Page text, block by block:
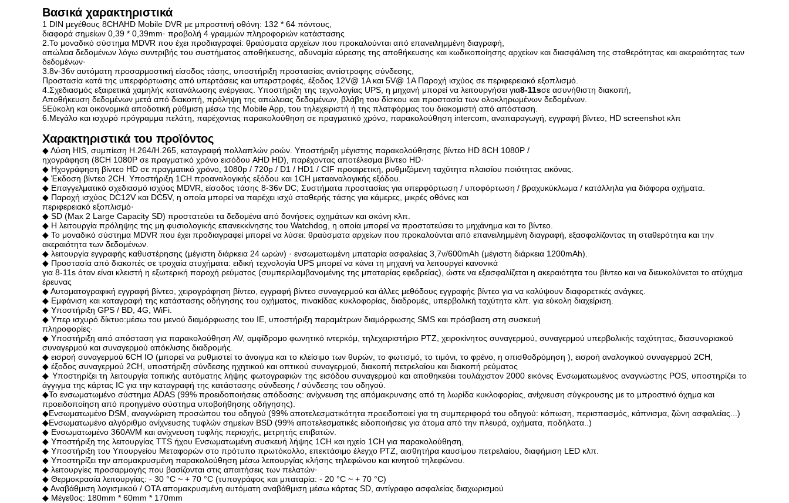
Βασικά χαρακτηριστικά
1 DIN μεγέθους 8CHAHD Mobile DVR με μπροστινή οθόνη: 132 * 64 πόντους,
διαφορά σημείων 0,39 * 0,39mm· προβολή 4 γραμμών πληροφοριών κατάστασης
2.Το μοναδικό σύστημα MDVR που έχει προδιαγραφεί: θραύσματα αρχείων που προκαλούνται από επανειλημμένη διαγραφή,
απώλεια δεδομένων λόγω συντριβής του συστήματος αποθήκευσης, αδυναμία εύρεσης της αποθήκευσης και κωδικοποίησης αρχείων και διασφάλιση της σταθερότητας και ακεραιότητας των
δεδομένων·
3.8v-36v αυτόματη προσαρμοστική είσοδος τάσης, υποστήριξη προστασίας αντίστροφης σύνδεσης,
Προστασία κατά της υπερφόρτωσης από υπερτάσεις και υπερστροφές, έξοδος 12V@ 1A και 5V@ 1A Παροχή ισχύος σε περιφερειακό εξοπλισμό.
4.Σχεδιασμός εξαιρετικά χαμηλής κατανάλωσης ενέργειας. Υποστήριξη της τεχνολογίας UPS, η μηχανή μπορεί να λειτουργήσει για8-11sσε ασυνήθιστη διακοπή,
Αποθήκευση δεδομένων μετά από διακοπή, πρόληψη της απώλειας δεδομένων, βλάβη του δίσκου και προστασία των ολοκληρωμένων δεδομένων.
5Εύκολη και οικονομικά αποδοτική ρύθμιση μέσω της Mobile App, του τηλεχειριστή ή της πλατφόρμας του διακομιστή από απόσταση.
6.Μεγάλο και ισχυρό πρόγραμμα πελάτη, παρέχοντας παρακολούθηση σε πραγματικό χρόνο, παρακολούθηση intercom, αναπαραγωγή, εγγραφή βίντεο, HD screenshot κλπ
Χαρακτηριστικά του προϊόντος
◆ Λύση HIS, συμπίεση H.264/H.265, καταγραφή πολλαπλών ροών. Υποστήριξη μέγιστης παρακολούθησης βίντεο HD 8CH 1080P /
ηχογράφηση (8CH 1080P σε πραγματικό χρόνο εισόδου AHD HD), παρέχοντας αποτέλεσμα βίντεο HD·
◆ Ηχογράφηση βίντεο HD σε πραγματικό χρόνο, 1080p / 720p / D1 / HD1 / CIF προαιρετική, ρυθμιζόμενη ταχύτητα πλαισίου ποιότητας εικόνας.
◆ Έκδοση βίντεο 2CH. Υποστήριξη 1CH προαναλογικής εξόδου και 1CH μετααναλογικής εξόδου.
◆ Επαγγελματικό σχεδιασμό ισχύος MDVR, είσοδος τάσης 8-36v DC; Συστήματα προστασίας για υπερφόρτωση / υποφόρτωση / βραχυκύκλωμα / κατάλληλα για διάφορα οχήματα.
◆ Παροχή ισχύος DC12V και DC5V, η οποία μπορεί να παρέχει ισχύ σταθερής τάσης για κάμερες, μικρές οθόνες και
περιφερειακό εξοπλισμό·
◆ SD (Max 2 Large Capacity SD) προστατεύει τα δεδομένα από δονήσεις οχημάτων και σκόνη κλπ.
◆ Η λειτουργία πρόληψης της μη φυσιολογικής επανεκκίνησης του Watchdog, η οποία μπορεί να προστατεύσει το μηχάνημα και το βίντεο.
◆ Το μοναδικό σύστημα MDVR που έχει προδιαγραφεί μπορεί να λύσει: θραύσματα αρχείων που προκαλούνται από επανειλημμένη διαγραφή, εξασφαλίζοντας τη σταθερότητα και την
ακεραιότητα των δεδομένων.
◆ λειτουργία εγγραφής καθυστέρησης (μέγιστη διάρκεια 24 ωρών) · ενσωματωμένη μπαταρία ασφαλείας 3,7v/600mAh (μέγιστη διάρκεια 1200mAh).
◆ Προστασία από διακοπές σε τροχαία ατυχήματα: ειδική τεχνολογία UPS μπορεί να κάνει τη μηχανή να λειτουργεί κανονικά
για 8-11s όταν είναι κλειστή η εξωτερική παροχή ρεύματος (συμπεριλαμβανομένης της μπαταρίας εφεδρείας), ώστε να εξασφαλίζεται η ακεραιότητα του βίντεο και να διευκολύνεται το ατύχημα
έρευνας
◆ Αυτοματογραφική εγγραφή βίντεο, χειρογράφηση βίντεο, εγγραφή βίντεο συναγερμού και άλλες μεθόδους εγγραφής βίντεο για να καλύψουν διαφορετικές ανάγκες.
◆ Εμφάνιση και καταγραφή της κατάστασης οδήγησης του οχήματος, πινακίδας κυκλοφορίας, διαδρομές, υπερβολική ταχύτητα κλπ. για εύκολη διαχείριση.
◆ Υποστήριξη GPS / BD, 4G, WiFi.
◆ Υπερ ισχυρό δίκτυο:μέσω του μενού διαμόρφωσης του IE, υποστήριξη παραμέτρων διαμόρφωσης SMS και πρόσβαση στη συσκευή
πληροφορίες·
◆ Υποστήριξη από απόσταση για παρακολούθηση AV, αμφίδρομο φωνητικό ιντερκόμ, τηλεχειριστήριο PTZ, χειροκίνητος συναγερμού, συναγερμού υπερβολικής ταχύτητας, διασυνοριακού
συναγερμού και συναγερμού απόκλισης διαδρομής.
◆ εισροή συναγερμού 6CH IO (μπορεί να ρυθμιστεί το άνοιγμα και το κλείσιμο των θυρών, το φωτισμό, το τιμόνι, το φρένο, η οπισθοδρόμηση ), εισροή αναλογικού συναγερμού 2CH,
◆ έξοδος συναγερμού 2CH, υποστήριξη σύνδεσης ηχητικού και οπτικού συναγερμού, διακοπή πετρελαίου και διακοπή ρεύματος
◆ Υποστηρίζει τη λειτουργία τοπικής αυτόματης λήψης φωτογραφιών της εισόδου συναγερμού και αποθηκεύει τουλάχιστον 2000 εικόνες Ενσωματωμένος αναγνώστης POS, υποστηρίζει το
άγγιγμα της κάρτας IC για την καταγραφή της κατάστασης σύνδεσης / σύνδεσης του οδηγού.
◆Το ενσωματωμένο σύστημα ADAS (99% προειδοποιήσεις απόδοσης: ανίχνευση της απόμακρυνσης από τη λωρίδα κυκλοφορίας, ανίχνευση σύγκρουσης με το μπροστινό όχημα και
προειδοποίηση από προηγμένο σύστημα υποβοήθησης οδήγησης).
◆Ενσωματωμένο DSM, αναγνώριση προσώπου του οδηγού (99% αποτελεσματικότητα προειδοποιεί για τη συμπεριφορά του οδηγού: κόπωση, περισπασμός, κάπνισμα, ζώνη ασφαλείας...)
◆Ενσωματωμένο αλγόριθμο ανίχνευσης τυφλών σημείων BSD (99% αποτελεσματικές ειδοποιήσεις για άτομα από την πλευρά, οχήματα, ποδήλατα..)
◆ Ενσωματωμένο 360AVM και ανίχνευση τυφλής περιοχής, μετρητής επιβατών.
◆ Υποστήριξη της λειτουργίας TTS ήχου Ενσωματωμένη συσκευή λήψης 1CH και ηχείο 1CH για παρακολούθηση,
◆ Υποστήριξη του Υπουργείου Μεταφορών στο πρότυπο πρωτόκολλο, επεκτάσιμο έλεγχο PTZ, αισθητήρα καυσίμου πετρελαίου, διαφήμιση LED κλπ.
◆ Υποστηρίζει την απομακρυσμένη παρακολούθηση μέσω λειτουργίας κλήσης τηλεφώνου και κινητού τηλεφώνου.
◆ λειτουργίες προσαρμογής που βασίζονται στις απαιτήσεις των πελατών·
◆ Θερμοκρασία λειτουργίας: - 30 °C ~ + 70 °C (τυπογράφος και μπαταρία: - 20 °C ~ + 70 °C)
◆ Αναβάθμιση λογισμικού / ΟΤΑ απομακρυσμένη αυτόματη αναβάθμιση μέσω κάρτας SD, αντίγραφο ασφαλείας διαχωρισμού
◆ Μέγεθος: 180mm * 60mm * 170mm